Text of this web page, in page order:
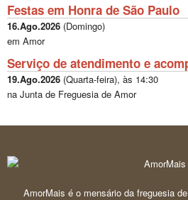
Festas em Honra de São Paulo
16.Ago.2026 (Domingo)
em Amor
Serviço de atendimento e
19.Ago.2026 (Quarta-feira), às 14:30
na Junta de Freguesia de Amor
AmorMais é o mensário da freguesia